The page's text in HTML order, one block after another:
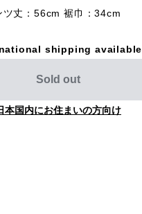
丈：56cm 裾巾：34cm
shipping available
Sold out
本国内にお住まいの方向け